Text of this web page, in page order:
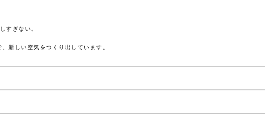
すぎない。
新しい空気をつくり出しています。